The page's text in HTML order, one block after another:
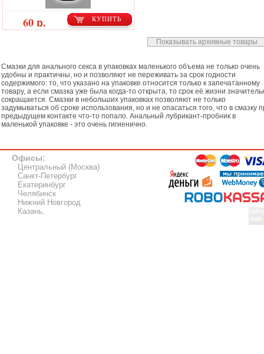
КУПИТЬ
60 р.
Показывать архивные товары
Смазки для анального секса в упаковках маленького объема не только очень
удобны и практичны, но и позволяют не переживать за срок годности
содержимого: то, что указано на упаковке относится только к запечатанному
товару, а если смазка уже была когда-то открыта, то срок её жизни
сокращается. Смазки в небольших упаковках позволяют не только
задумываться об сроке использования, но и не опасаться того, что в смазку
предыдущем контакте что-то попало. Анальный лубрикант-пробник в
маленькой упаковке - это очень гигиенично.
Офисы:
Центральный (Москва)
Санкт-Петербург
Екатеринбург
Челябинск
Нижний Новгород
Казань.